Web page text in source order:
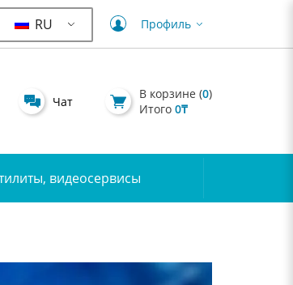
RU Профиль
Чат В корзине (0)
Итого 0₸
видеосервисы